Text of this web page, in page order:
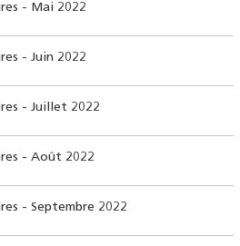
- Mai 2022
- Juin 2022
- Juillet 2022
- Août 2022
- Septembre 2022